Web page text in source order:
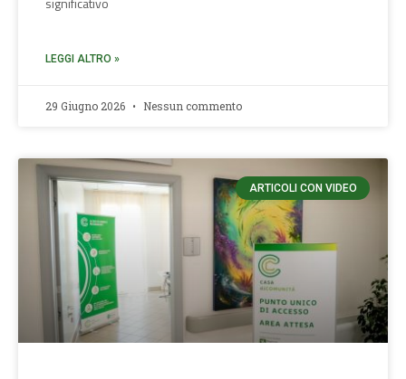
LEGGI ALTRO »
29 Giugno 2026 Nessun commento
ARTICOLI CON VIDEO